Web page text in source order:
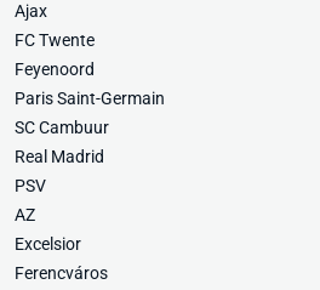
Ajax
FC Twente
Feyenoord
Paris Saint-Germain
SC Cambuur
Real Madrid
PSV
AZ
Excelsior
Ferencváros